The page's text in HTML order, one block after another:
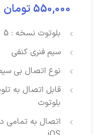
550,000 تومان
بلوتوث نسخه : 5
سیم فنری کنفی
نوع اتصال بی
قابل اتصال به
بلوتوث
اتصال به تمامی